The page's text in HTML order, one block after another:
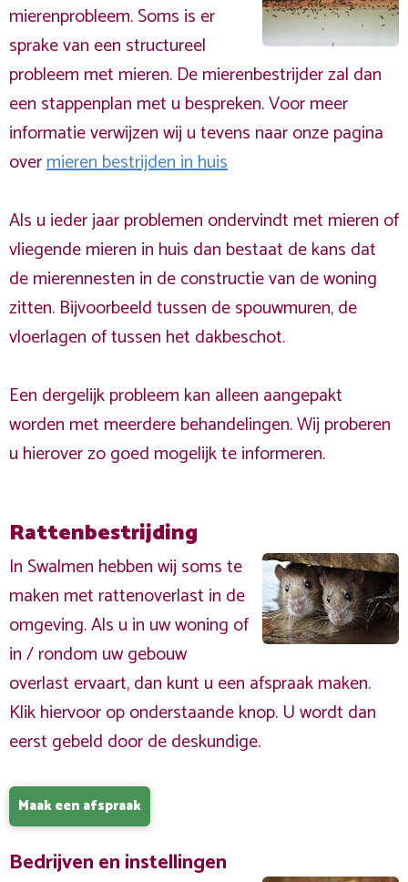
mierenprobleem. Soms is er
sprake van een structureel
probleem met mieren. De mierenbestrijder zal dan
een stappenplan met u bespreken. Voor meer
informatie verwijzen wij u tevens naar onze pagina
overmieren bestrijden in huis
Als u ieder jaar problemen ondervindt met mieren of
vliegende mieren in huis dan bestaat de kans dat
de mierennesten in de constructie van de woning
zitten. Bijvoorbeeld tussen de spouwmuren, de
vloerlagen of tussen het dakbeschot.
Een dergelijk probleem kan alleen aangepakt
worden met meerdere behandelingen. Wij proberen
u hierover zo goed mogelijk te informeren.
Rattenbestrijding
In Swalmen hebben wij soms te
maken met rattenoverlast in de
omgeving. Als u in uw woning of
in / rondom uw gebouw
overlast ervaart, dan kunt u een afspraak maken.
Klik hiervoor op onderstaande knop. U wordt dan
eerst gebeld door de deskundige.
Maak een afspraak
Bedrijven en instellingen